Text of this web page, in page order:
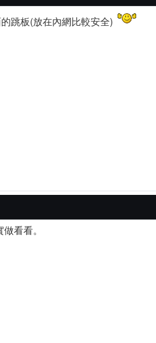
跳板(放在內網比較安全)
看看。